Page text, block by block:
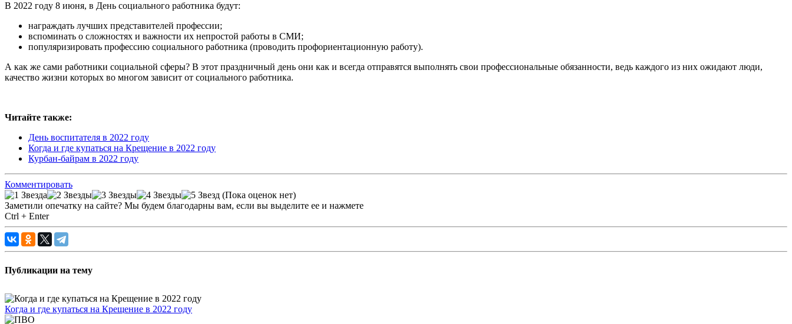
В 2022 году 8 июня, в День социального работника будут:
награждать лучших представителей профессии;
вспоминать о сложностях и важности их непростой работы в СМИ;
популяризировать профессию социального работника (проводить профориентационную работу).
А как же сами работники социальной сферы? В этот праздничный день они как и всегда отправятся выполнять свои профессиональные обязанности, ведь каждого из них ожидают люди,
качество жизни которых во многом зависит от социального работника.
Читайте также:
День воспитателя в 2022 году
Когда и где купаться на Крещение в 2022 году
Курбан-байрам в 2022 году
Комментировать
(Пока оценок нет)
Заметили опечатку на сайте? Мы будем благодарны вам, если вы выделите ее и нажмете
Ctrl + Enter
Публикации на тему
Когда и где купаться на Крещение в 2022 году